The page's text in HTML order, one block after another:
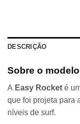
DESCRIÇÃO
Sobre o
A Easy Rocket é
que foi projeta para
níveis de surf.